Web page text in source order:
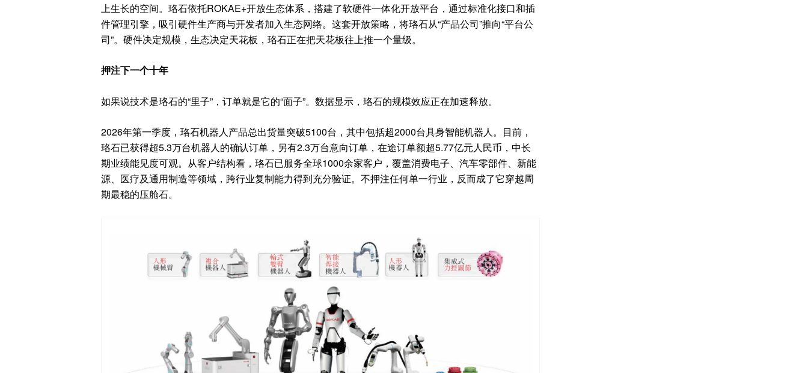
上生长的空间。珞石依托ROKAE+开放生态体系，搭建了软硬件一体化开放平台，通过标准化接口和插
件管理引擎，吸引硬件生产商与开发者加入生态网络。这套开放策略，将珞石从“产品公司”推向“平台公
司”。硬件决定规模，生态决定天花板，珞石正在把天花板往上推一个量级。
押注下一个十年
如果说技术是珞石的“里子”，订单就是它的“面子”。数据显示，珞石的规模效应正在加速释放。
2026年第一季度，珞石机器人产品总出货量突破5100台，其中包括超2000台具身智能机器人。目前，
珞石已获得超5.3万台机器人的确认订单，另有2.3万台意向订单，在途订单额超5.77亿元人民币，中长
期业绩能见度可观。从客户结构看，珞石已服务全球1000余家客户，覆盖消费电子、汽车零部件、新能
源、医疗及通用制造等领域，跨行业复制能力得到充分验证。不押注任何单一行业，反而成了它穿越周
期最稳的压舱石。